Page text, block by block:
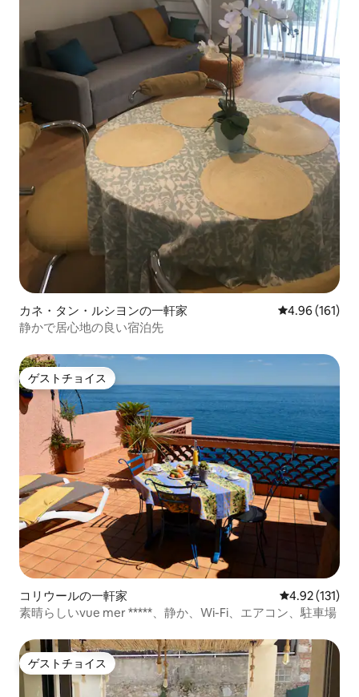
カネ・タン・ルシヨンの一軒家 レビュー161
4.96 (161)
静かで居心地の良い宿泊先
ゲストチョイス
ゲストチョイス
コリウールの一軒家 レビュー131
4.92 (131)
素晴らしいvue mer *****、静か、Wi-Fi、エアコン、駐車場
ゲストチョイス
ゲストチョイス